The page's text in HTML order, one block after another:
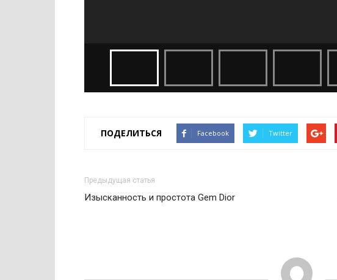
ПОДЕЛИТЬСЯ Facebook Twitter
Предыдущая статья
Изысканность и простота Gem Dior